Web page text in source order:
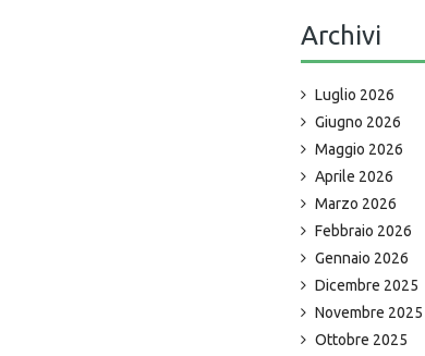
Archivi
Luglio 2026
Giugno 2026
Maggio 2026
Aprile 2026
Marzo 2026
Febbraio 2026
Gennaio 2026
Dicembre 2025
Novembre 2025
Ottobre 2025